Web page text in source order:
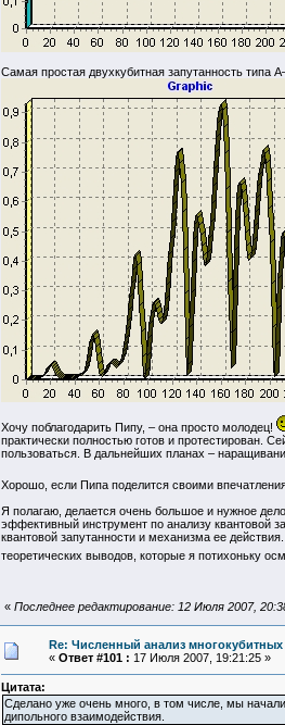
Самая простая двухкубитная запутанность типа
Хочу поблагодарить Пипу, – она просто молодец!
практически полностью готов и протестирован.
пользоваться. В дальнейших планах –
Хорошо, если Пипа поделится своими
Я полагаю, делается очень большое и нужное
эффективный инструмент по анализу квантовой
квантовой запутанности и механизма ее
теоретических выводов, которые я потихоньку
« Последнее редактирование: 12 Июля 2007,
Re: Численный анализ многокубитных
« Ответ #101 : 17 Июля 2007, 19:21:25 »
Цитата:
Сделано уже очень много, в том числе, мы
дипольного взаимодействия.